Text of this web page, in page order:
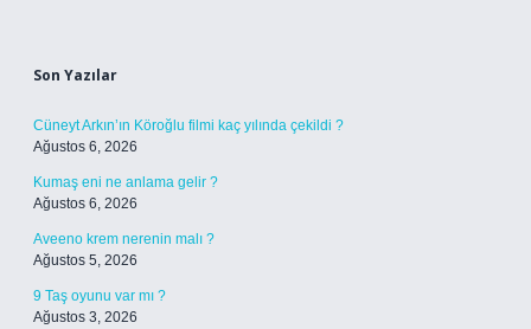
Son Yazılar
Cüneyt Arkın’ın Köroğlu filmi kaç yılında çekildi ?
Ağustos 6, 2026
Kumaş eni ne anlama gelir ?
Ağustos 6, 2026
Aveeno krem nerenin malı ?
Ağustos 5, 2026
9 Taş oyunu var mı ?
Ağustos 3, 2026